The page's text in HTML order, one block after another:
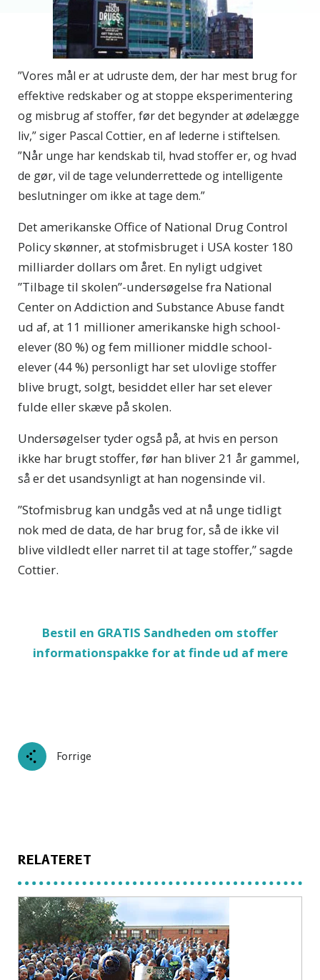
”Vores mål er at udruste dem, der har mest brug for
effektive redskaber og at stoppe eksperimentering
og misbrug af stoffer, før det begynder at ødelægge
liv,” siger Pascal Cottier, en af lederne i stiftelsen.
”Når unge har kendskab til, hvad stoffer er, og hvad
de gør, vil de tage velunderrettede og intelligente
beslutninger om ikke at tage dem.”
Det amerikanske Office of National Drug Control
Policy skønner, at stofmisbruget i USA koster 180
milliarder dollars om året. En nyligt udgivet
”Tilbage til skolen”-undersøgelse fra National
Center on Addiction and Substance Abuse fandt
ud af, at 11 millioner amerikanske high school-
elever (80 %) og fem millioner middle school-
elever (44 %) personligt har set ulovlige stoffer
blive brugt, solgt, besiddet eller har set elever
fulde eller skæve på skolen.
Undersøgelser tyder også på, at hvis en person
ikke har brugt stoffer, før han bliver 21 år gammel,
så er det usandsynligt at han nogensinde vil.
”Stofmisbrug kan undgås ved at nå unge tidligt
nok med de data, de har brug for, så de ikke vil
blive vildledt eller narret til at tage stoffer,” sagde
Cottier.
Bestil en GRATIS Sandheden om stoffer
informationspakke for at finde ud af mere
Forrige
RELATERET